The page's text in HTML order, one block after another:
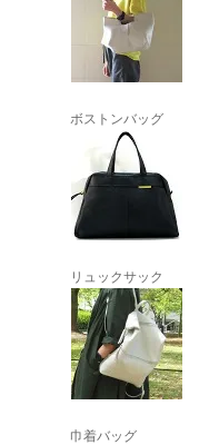
ボストンバッグ
リュックサック
巾着バッグ